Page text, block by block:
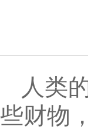
人类
些财物